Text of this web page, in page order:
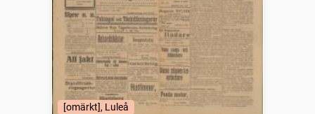
[omärkt], Luleå